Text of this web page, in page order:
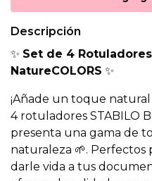
Descripción
✨ Set de 4 Rotuladores
NatureCOLORS ✨
¡Añade un toque
4 rotuladores STABILO
presenta una gama de
naturaleza 🌱. Perfectos
darle vida a tus